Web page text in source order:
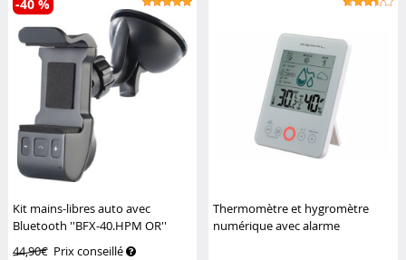
Kit mains-libres auto avec
Bluetooth ''BFX-40.HPM OR''
44,90€ Prix conseillé
-40 %
Thermomètre et hygromètre
numérique avec alarme